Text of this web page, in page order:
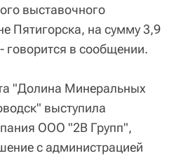
выставочного
Пятигорска, на сумму 3,9
говорится в сообщении.
"Долина Минеральных
выступила
ООО "2В Групп",
с администрацией